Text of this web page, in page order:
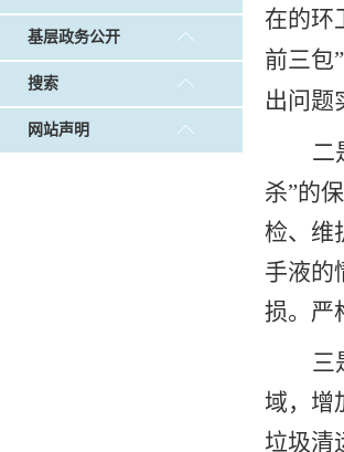
基层政务公开
搜索
网站声明
在的环
前三包
出问题
二
杀”的
检、维
手液的
损。严
三
域，增
垃圾清